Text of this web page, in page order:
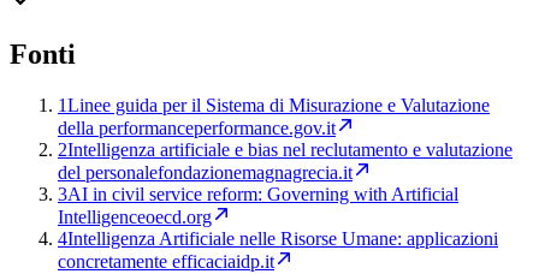
Fonti
1Linee guida per il Sistema di Misurazione e Valutazione
della performanceperformance.gov.it
2Intelligenza artificiale e bias nel reclutamento e valutazione
del personalefondazionemagnagrecia.it
3AI in civil service reform: Governing with Artificial
Intelligenceoecd.org
4Intelligenza Artificiale nelle Risorse Umane: applicazioni
concretamente efficaciaidp.it